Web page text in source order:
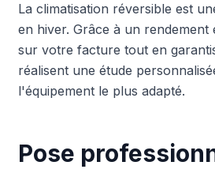
La climatisation réversible est
en hiver. Grâce à un rendement
sur votre facture tout en
réalisent une étude
l'équipement le plus adapté.
Pose